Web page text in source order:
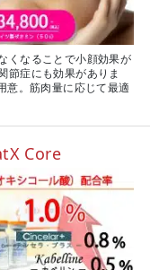
くなることで小顔効果が
節症にも効果がありま
意。筋肉量に応じて最適
Core